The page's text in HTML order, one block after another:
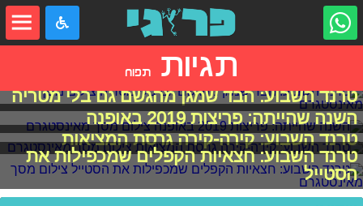
תגיות תפוח
טרנד השבוע: הבד שמגן מהגשם גם בלי מטריה
השנה שהייתה: פריצות 2019 באופנה
טרנד השבוע: קירה-קירה גרסת המציאות
טרנד השבוע: חצאיות הקפלים שמכפילות את
הסטייל